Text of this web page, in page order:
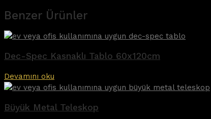
Benzer Ürünler
Dec-Spec Kasnaklı Tablo 60x120cm
Devamını oku
Büyük Metal Teleskop